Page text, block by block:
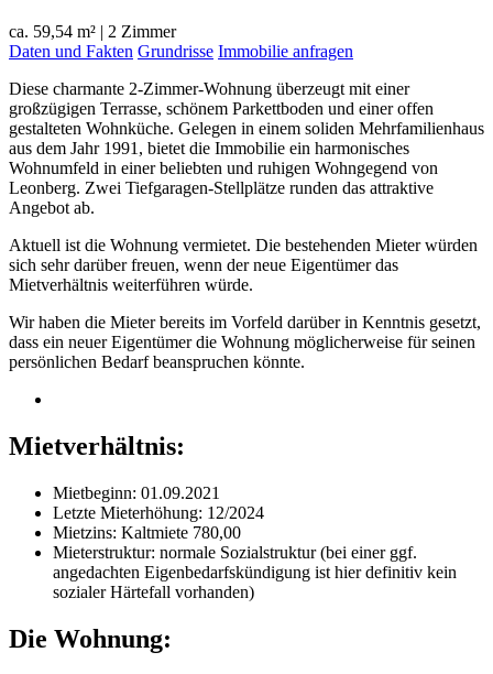
ca. 59,54 m² | 2 Zimmer
Daten und Fakten Grundrisse Immobilie anfragen
Diese charmante 2-Zimmer-Wohnung überzeugt mit einer
großzügigen Terrasse, schönem Parkettboden und einer offen
gestalteten Wohnküche. Gelegen in einem soliden Mehrfamilienhaus
aus dem Jahr 1991, bietet die Immobilie ein harmonisches
Wohnumfeld in einer beliebten und ruhigen Wohngegend von
Leonberg. Zwei Tiefgaragen-Stellplätze runden das attraktive
Angebot ab.
Aktuell ist die Wohnung vermietet. Die bestehenden Mieter würden
sich sehr darüber freuen, wenn der neue Eigentümer das
Mietverhältnis weiterführen würde.
Wir haben die Mieter bereits im Vorfeld darüber in Kenntnis gesetzt,
dass ein neuer Eigentümer die Wohnung möglicherweise für seinen
persönlichen Bedarf beanspruchen könnte.
Mietverhältnis:
Mietbeginn: 01.09.2021
Letzte Mieterhöhung: 12/2024
Mietzins: Kaltmiete 780,00
Mieterstruktur: normale Sozialstruktur (bei einer ggf.
angedachten Eigenbedarfskündigung ist hier definitiv kein
sozialer Härtefall vorhanden)
Die Wohnung: